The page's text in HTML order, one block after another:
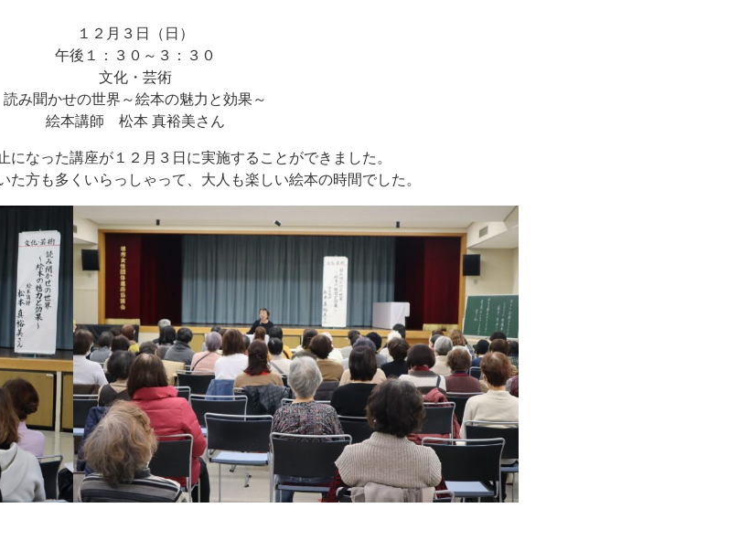
１２月３日（日）
午後１：３０～３：３０
文化・芸術
読み聞かせの世界～絵本の魅力と効果～
絵本講師 松本 真裕美さん
になった講座が１２月３日に実施することができました。
た方も多くいらっしゃって、大人も楽しい絵本の時間でした。